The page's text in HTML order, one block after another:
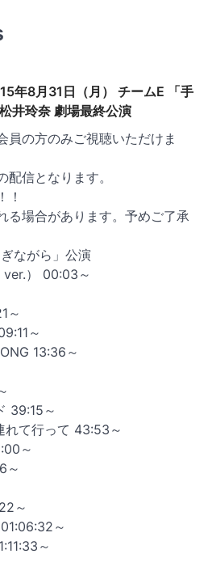
年8月31日（月） チームE 「手
井玲奈 劇場最終公演
の方のみご視聴いただけま
信となります。
！
る場合があります。予めご了承
ながら」公演
） 00:03～
～
～
13:36～
39:15～
れて行って 43:53～
～
～
～
～
～